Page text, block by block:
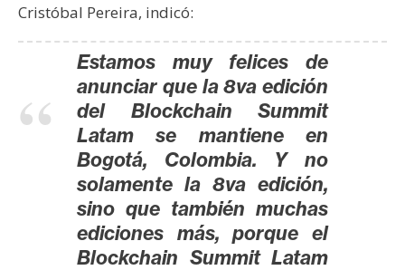
m
Cristóbal Pereira, indicó:
Estamos muy felices de
anunciar que la 8va edición
del Blockchain Summit
Latam se mantiene en
Bogotá, Colombia. Y no
solamente la 8va edición,
sino que también muchas
ediciones más, porque el
Blockchain Summit Latam